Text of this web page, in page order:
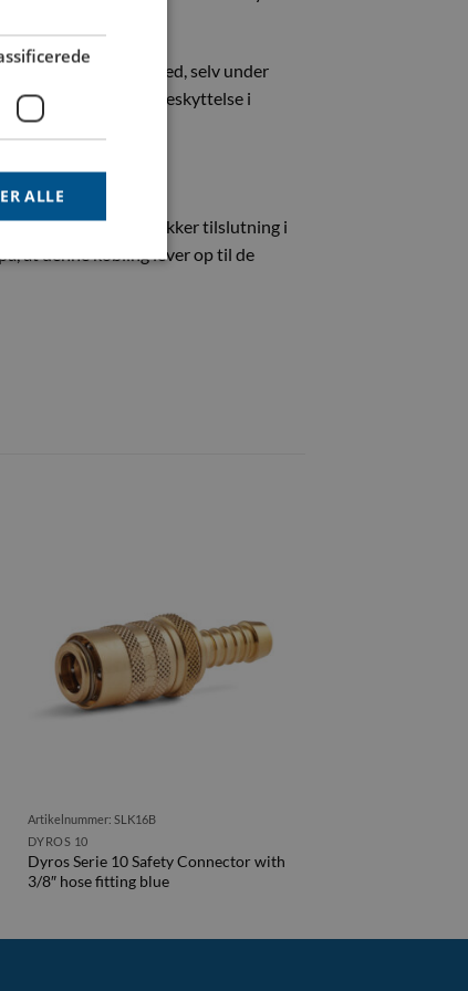
sikrer lang holdbarhed, selv under
som yder ekstra beskyttelse i
i systemet.
effektiv og sikker tilslutning i
at denne kobling lever op til de
Artikelnummer: SLK16B
DYROS 10
Dyros Serie 10 Safety Connector with
3/8″ hose fitting blue
ALLE